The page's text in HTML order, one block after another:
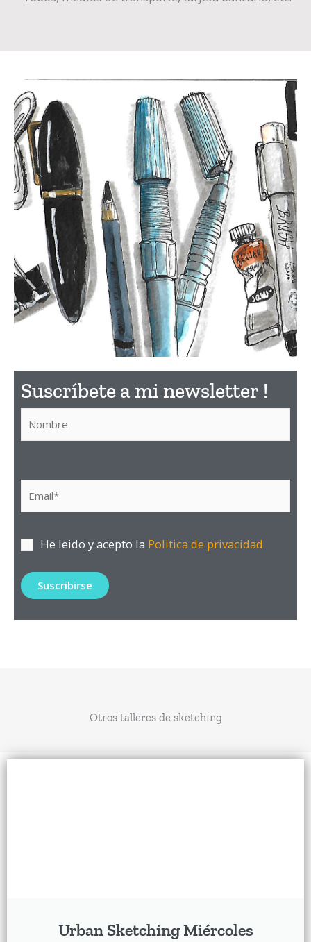
¿Qué
material
Descubre aquí el material
Suscríbete a mi newsletter !​
He leido y acepto la Politica de privacidad
Otros talleres de sketching
Urban Sketching Miércoles